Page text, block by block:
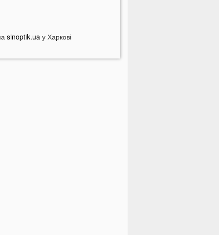
загрожує дефіцит води: які
під загрозою
кинув гранату в кабінет
sinoptik.uaу Харкові